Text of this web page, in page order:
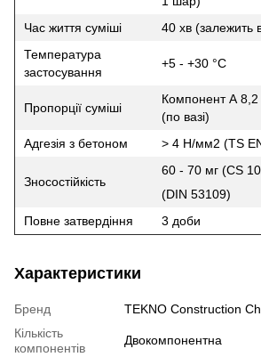
Час життя суміші
40 хв (залежить
Температура
застосування
+5 - +30 °C
Пропорції суміші
Компонент А
(по вазі)
Адгезія з бетоном
> 4 H/мм2 (TS
Зносостійкість
60 - 70 мг (CS
(DIN 53109)
Повне затвердіння
3 доби
Характеристики
Бренд
TEKNO Construction
Кількість
компонентів
Двокомпонентна